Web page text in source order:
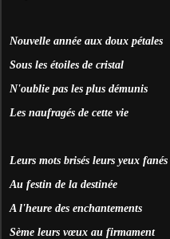
Nouvelle année aux doux pétales
Sous les étoiles de cristal
N'oublie pas les plus démunis
Les naufragés de cette vie
Leurs mots brisés leurs yeux fanés
Au festin de la destinée
A l'heure des enchantements
Sème leurs vœux au firmament